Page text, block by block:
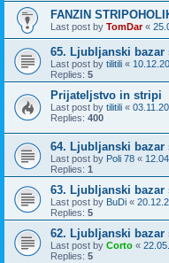
FANZIN
Last post by TomDar«
65. Ljubljanski bazar
Last post by tilitili «
Replies: 5
Prijateljstvo in stripi
Last post by tilitili «
Replies: 400
64. Ljubljanski bazar
Last post by Poli 78 «
Replies: 1
63. Ljubljanski bazar
Last post by BuDi «
Replies: 5
62. Ljubljanski bazar
Last post by Corto «
Replies: 5